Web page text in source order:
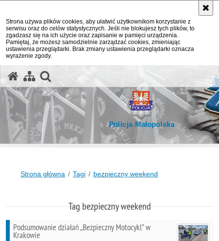
Strona używa plików cookies, aby ułatwić użytkownikom korzystanie z
serwisu oraz do celów statystycznych. Jeśli nie blokujesz tych plików, to
zgadzasz się na ich użycie oraz zapisanie w pamięci urządzenia.
Pamiętaj, że możesz samodzielnie zarządzać cookies, zmieniając
ustawienia przeglądarki. Brak zmiany ustawienia przeglądarki oznacza
wyrażenie zgody.
Policja Małopolska
Strona główna Tagi bezpieczny weekend
Tag bezpieczny weekend
Podsumowanie działań „Bezpieczny Motocykl” w
Krakowie